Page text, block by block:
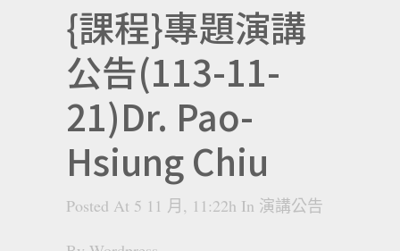
{課程}專題演講
公告(113-11-
21)Dr. Pao-
Hsiung Chiu
Posted At 5 11 月, 11:22h In 演講公告